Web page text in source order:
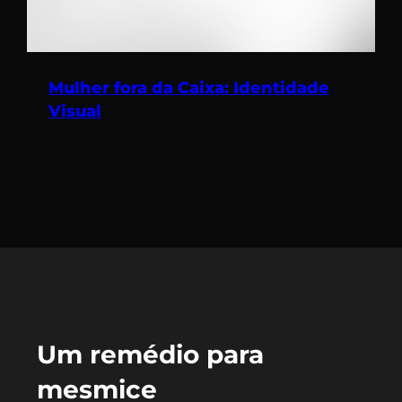
Mulher fora da Caixa: Identidade
Visual
Um remédio para
mesmice